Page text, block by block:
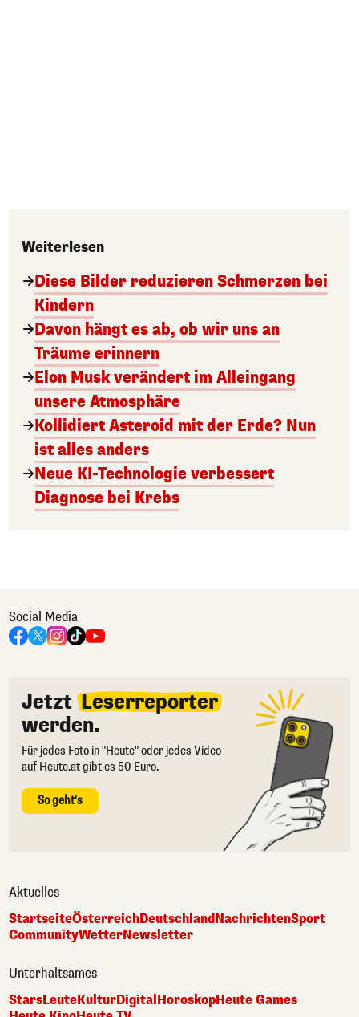
Weiterlesen
Diese Bilder reduzieren Schmerzen bei
Kindern
Davon hängt es ab, ob wir uns an
Träume erinnern
Elon Musk verändert im Alleingang
unsere Atmosphäre
Kollidiert Asteroid mit der Erde? Nun
ist alles anders
Neue KI-Technologie verbessert
Diagnose bei Krebs
Social Media
Jetzt Leserreporter
werden.
Für jedes Foto in "Heute" oder jedes Video
auf Heute.at gibt es 50 Euro.
So geht's
Aktuelles
StartseiteÖsterreichDeutschlandNachrichtenSport
CommunityWetterNewsletter
Unterhaltsames
StarsLeuteKulturDigitalHoroskopHeute Games